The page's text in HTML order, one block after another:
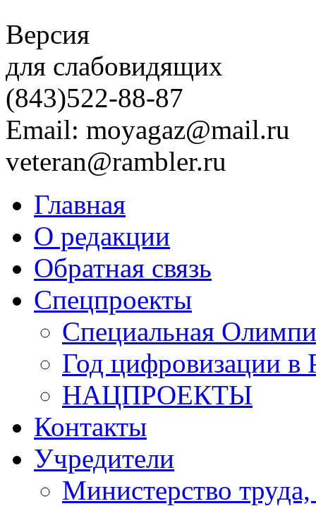
Версия
для слабовидящих
(843)522-88-87
Email: moyagaz@mail.ru
veteran@rambler.ru
Главная
О редакции
Обратная связь
Спецпроекты
Специальная
Год цифровизации в
НАЦПРОЕКТЫ
Контакты
Учредители
Министерство